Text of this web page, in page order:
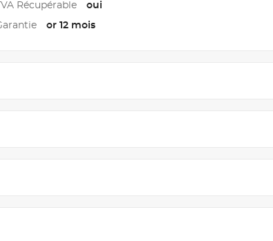
TVA Récupérable oui
or 12 mois